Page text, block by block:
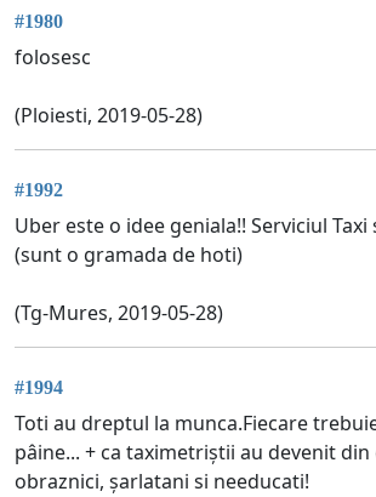
#1980
folosesc
(Ploiesti, 2019-05-28)
#1992
Uber este o idee geniala!! Serviciul
(sunt o gramada de hoti)
(Tg-Mures, 2019-05-28)
#1994
Toti au dreptul la munca.Fiecare
pâine... + ca taximetriștii au devenit din
obraznici, șarlatani si needucati!